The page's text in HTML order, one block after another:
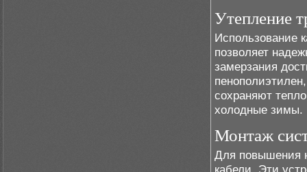
Утепление
Использование
позволяет
замерзания
сохраняют
холодные зимы.
Монтаж
Для повышения
кабели. Эти